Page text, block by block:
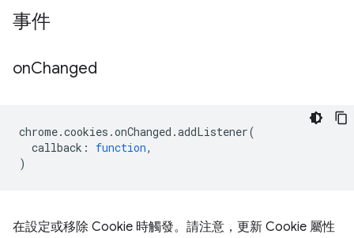
事件
onChanged
chrome.cookies .onChanged .addListener(
callback : function,
)
在設定或移除 Cookie 時觸發。請注意，更新 Cookie 屬性